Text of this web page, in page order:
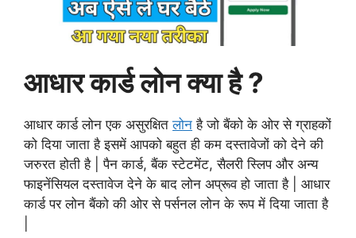
आधार कार्ड लोन क्या है ?
आधार कार्ड लोन एक असुरक्षितलोन है जो बैंको के ओर से ग्राहकों
को दिया जाता है इसमें आपको बहुत ही कम दस्तावेजों को देने की
जरुरत होती है | पैन कार्ड, बैंक स्टेटमेंट, सैलरी स्लिप और अन्य
फाइनेंसियल दस्तावेज देने के बाद लोन अप्रूव हो जाता है | आधार
कार्ड पर लोन बैंको की ओर से पर्सनल लोन के रूप में दिया जाता है